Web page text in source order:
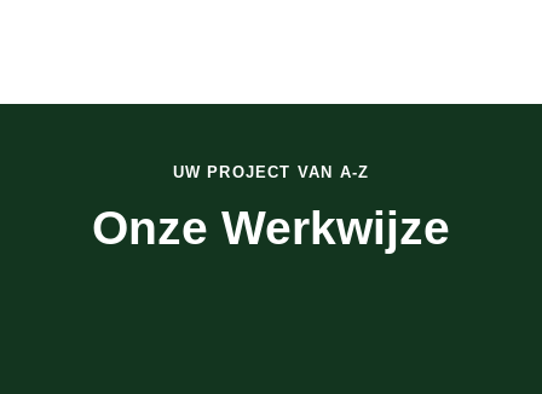
UW PROJECT VAN A-Z
Onze Werkwijze